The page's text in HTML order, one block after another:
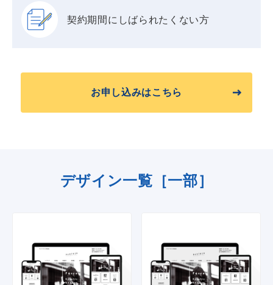
契約期間に しばられたくない方
お申し込みはこちら
デザイン一覧［一部］